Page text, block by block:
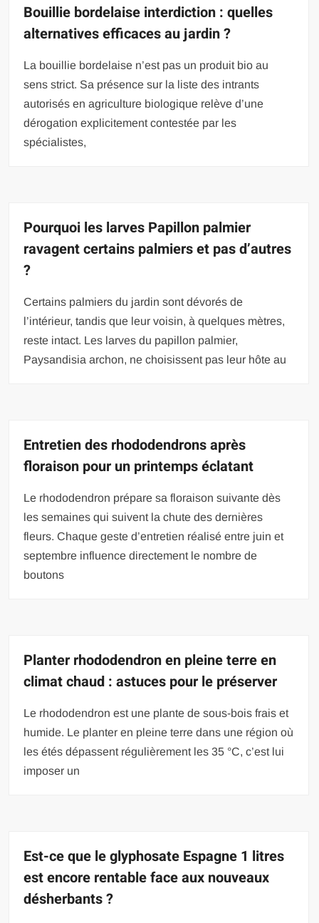
Bouillie bordelaise interdiction : quelles
alternatives efficaces au jardin ?
La bouillie bordelaise n’est pas un produit bio au
sens strict. Sa présence sur la liste des intrants
autorisés en agriculture biologique relève d’une
dérogation explicitement contestée par les
spécialistes,
Pourquoi les larves Papillon palmier
ravagent certains palmiers et pas d’autres
?
Certains palmiers du jardin sont dévorés de
l’intérieur, tandis que leur voisin, à quelques mètres,
reste intact. Les larves du papillon palmier,
Paysandisia archon, ne choisissent pas leur hôte au
Entretien des rhododendrons après
floraison pour un printemps éclatant
Le rhododendron prépare sa floraison suivante dès
les semaines qui suivent la chute des dernières
fleurs. Chaque geste d’entretien réalisé entre juin et
septembre influence directement le nombre de
boutons
Planter rhododendron en pleine terre en
climat chaud : astuces pour le préserver
Le rhododendron est une plante de sous-bois frais et
humide. Le planter en pleine terre dans une région où
les étés dépassent régulièrement les 35 °C, c’est lui
imposer un
Est-ce que le glyphosate Espagne 1 litres
est encore rentable face aux nouveaux
désherbants ?